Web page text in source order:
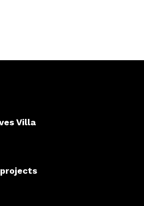
Villa